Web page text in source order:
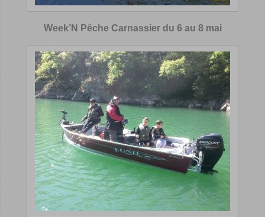
Week’N Pêche Carnassier du 6 au 8 mai